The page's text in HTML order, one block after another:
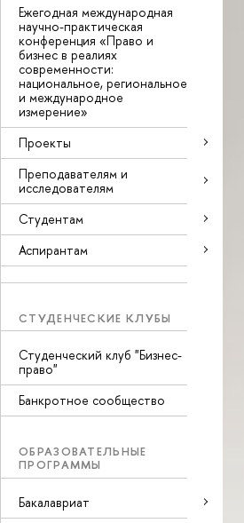
Ежегодная международная
научно-практическая
конференция «Право и
бизнес в реалиях
современности:
национальное, региональное
и международное
измерение»
Проекты
Преподавателям и
исследователям
Студентам
Аспирантам
СТУДЕНЧЕСКИЕ КЛУБЫ
Студенческий клуб "Бизнес-
право"
Банкротное сообщество
ОБРАЗОВАТЕЛЬНЫЕ
ПРОГРАММЫ
Бакалавриат